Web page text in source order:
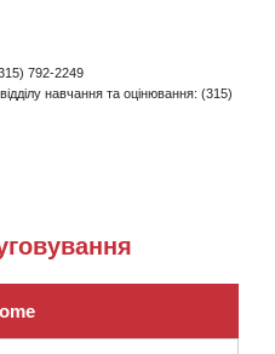
792-2249
навчання та оцінювання: (315)